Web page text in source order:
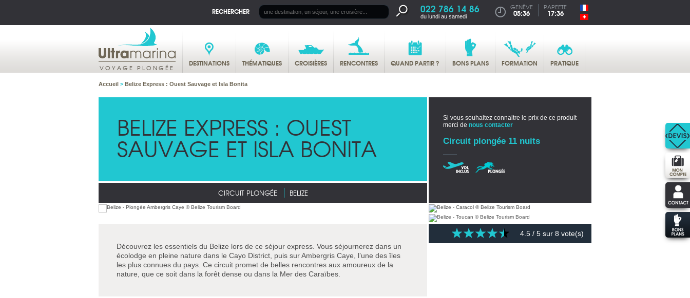
RECHERCHER 022 786 14 86
du lundi au samedi
GENÈVE
05:36
PAPEETE
17:36
VOYAGE PLONGÉE DESTINATIONS THÉMATIQUES CROISIÈRES RENCONTRES QUAND PARTIR ? BONS PLANS FORMATION PRATIQUE
Accueil > Belize Express : Ouest Sauvage et Isla Bonita
BELIZE EXPRESS : OUEST
SAUVAGE ET ISLA BONITA
CIRCUIT PLONGÉE BELIZE
Si vous souhaitez connaitre le prix de ce produit
merci de nous contacter
Circuit plongée 11 nuits
Découvrez les essentiels du Belize lors de ce séjour express. Vous séjournerez dans un
écolodge en pleine nature dans le Cayo District, puis sur Ambergris Caye, l’une des îles
les plus connues du pays. Ce circuit promet de belles rencontres aux amoureux de la
nature, que ce soit dans la forêt dense ou dans la Mer des Caraïbes.
4.5 / 5 sur 8 vote(s)